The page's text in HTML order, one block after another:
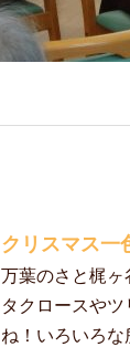
クリスマス一
万葉のさと梶
タクロースや
ね！いろいろ